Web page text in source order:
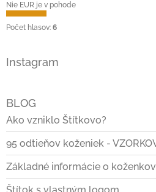
Nie EUR je v pohode
Počet hlasov: 6
Instagram
BLOG
Ako vzniklo Štítkovo?
95 odtieňov koženiek -
Základné informácie o